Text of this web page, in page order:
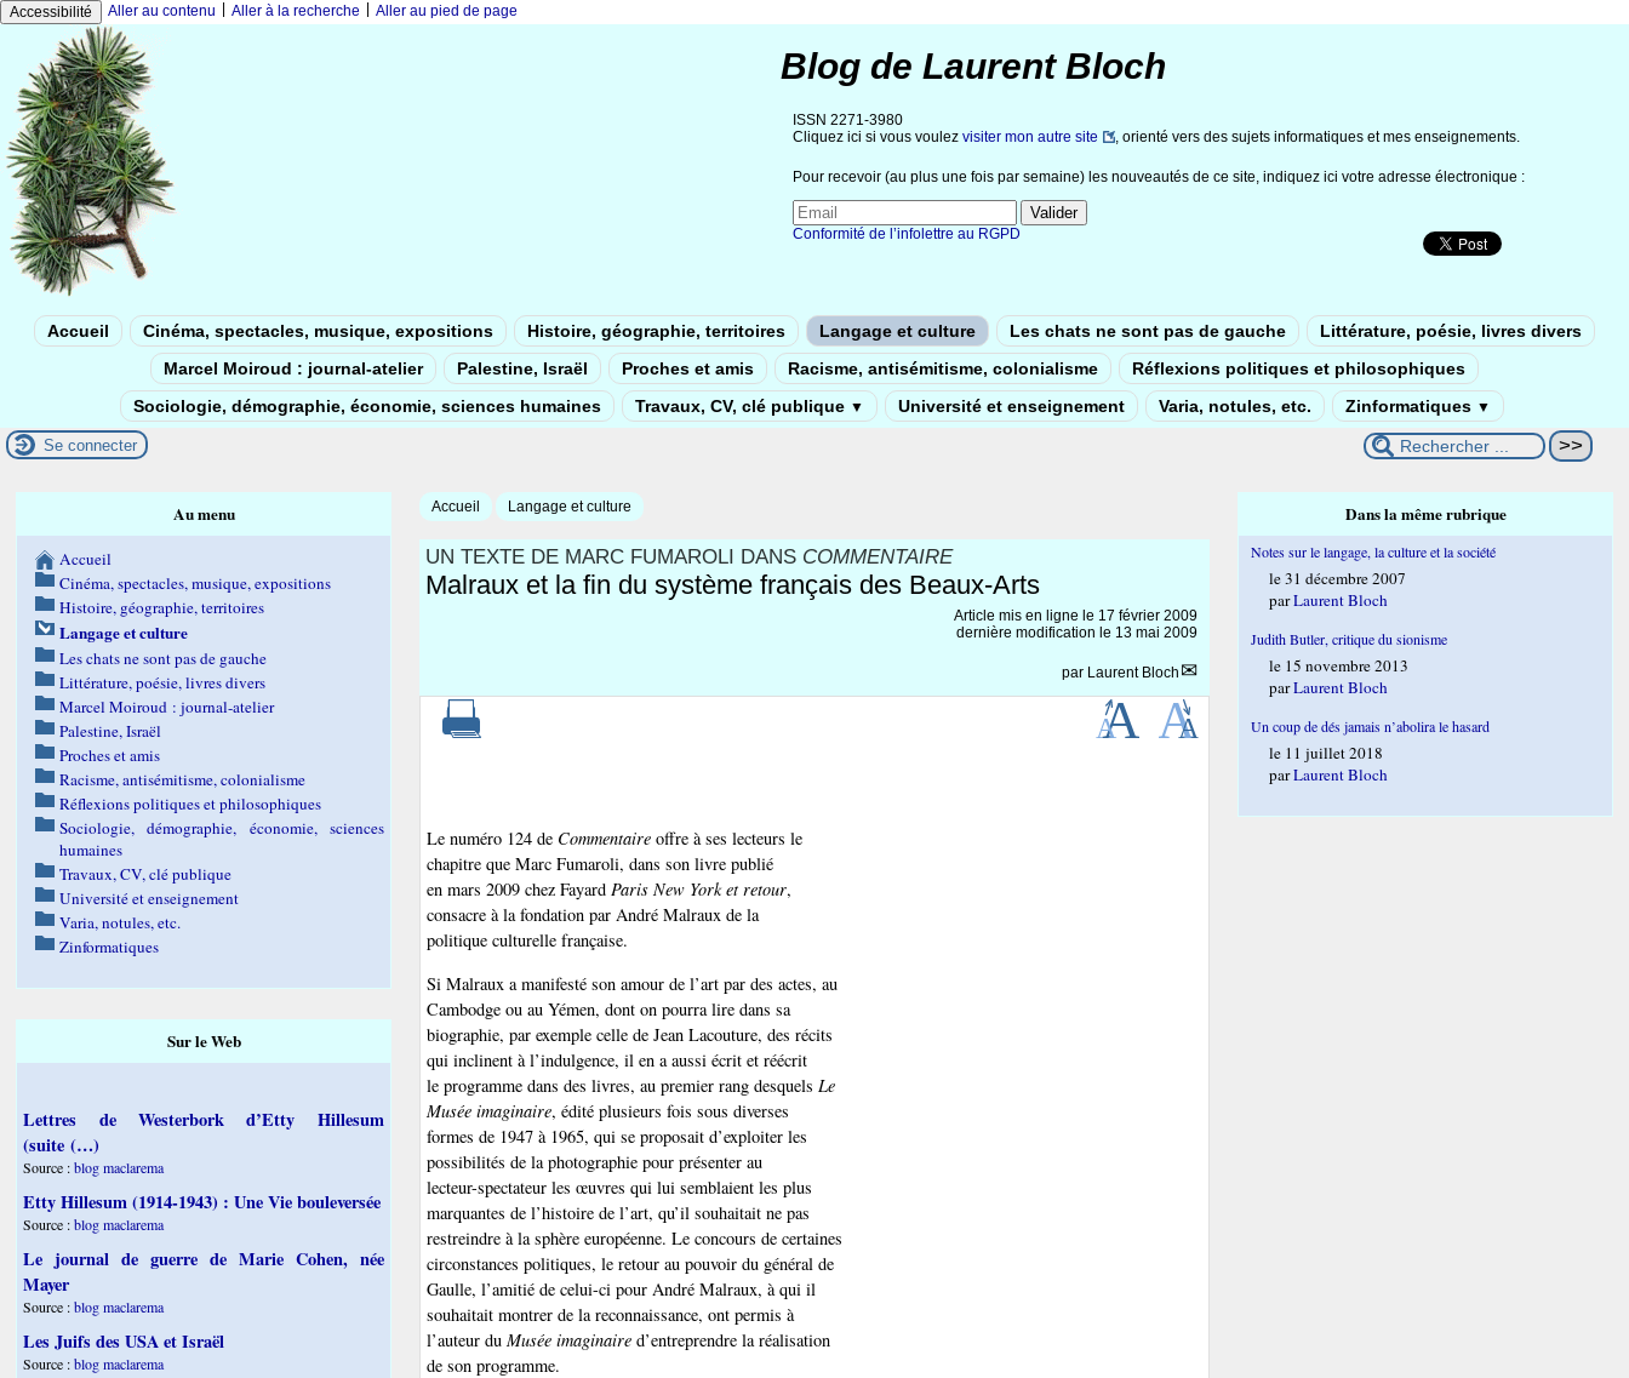
Accessibilité Aller au contenu Aller à la recherche Aller au pied de page
Blog de Laurent Bloch
ISSN 2271-3980
Cliquez ici si vous voulez visiter mon autre site , orienté vers des sujets informatiques et mes enseignements.
Pour recevoir (au plus une fois par semaine) les nouveautés de ce site, indiquez ici votre adresse électronique :
Conformité de l’infolettre au RGPD
Accueil Cinéma, spectacles, musique, expositions Histoire, géographie, territoires Langage et culture Les chats ne sont pas de gauche
Littérature, poésie, livres divers
Marcel Moiroud : journal-atelier
Palestine, Israël Proches et amis Racisme, antisémitisme, colonialisme
Réflexions politiques et philosophiques
Sociologie, démographie, économie, sciences humaines
Travaux, CV, clé publique ▼ Université et enseignement Varia, notules, etc. Zinformatiques ▼
Se connecter
Accueil Langage et culture
UN TEXTE DE MARC FUMAROLI DANS COMMENTAIRE
Malraux et la fin du système français des Beaux-Arts
Article mis en ligne le 17 février 2009
dernière modification le 13 mai 2009
par Laurent Bloch
Le numéro 124 de Commentaire offre à ses lecteurs le
chapitre que Marc Fumaroli, dans son livre publié
en mars 2009 chez Fayard Paris New York et retour,
consacre à la fondation par André Malraux de la
politique culturelle française.
Si Malraux a manifesté son amour de l’art par des actes, au
Cambodge ou au Yémen, dont on pourra lire dans sa
biographie, par exemple celle de Jean Lacouture, des récits
qui inclinent à l’indulgence, il en a aussi écrit et réécrit
le programme dans des livres, au premier rang desquels Le
Musée imaginaire, édité plusieurs fois sous diverses
formes de 1947 à 1965, qui se proposait d’exploiter les
possibilités de la photographie pour présenter au
lecteur-spectateur les œuvres qui lui semblaient les plus
marquantes de l’histoire de l’art, qu’il souhaitait ne pas
restreindre à la sphère européenne. Le concours de certaines
circonstances politiques, le retour au pouvoir du général de
Gaulle, l’amitié de celui-ci pour André Malraux, à qui il
souhaitait montrer de la reconnaissance, ont permis à
l’auteur du Musée imaginaire d’entreprendre la réalisation
de son programme.
Au menu
Accueil
Cinéma, spectacles, musique, expositions
Histoire, géographie, territoires
Langage et culture
Les chats ne sont pas de gauche
Littérature, poésie, livres divers
Marcel Moiroud : journal-atelier
Palestine, Israël
Proches et amis
Racisme, antisémitisme, colonialisme
Réflexions politiques et philosophiques
Sociologie, démographie, économie, sciences
humaines
Travaux, CV, clé publique
Université et enseignement
Varia, notules, etc.
Zinformatiques
Sur le Web
Lettres de Westerbork d’Etty Hillesum
(suite (…)
Source :blog maclarema
Etty Hillesum (1914-1943) : Une Vie bouleversée
Source :blog maclarema
Le journal de guerre de Marie Cohen, née
Mayer
Source :blog maclarema
Les Juifs des USA et Israël
Source :blog maclarema
Dans la même rubrique
Notes sur le langage, la culture et la société
le 31 décembre 2007
parLaurent Bloch
Judith Butler, critique du sionisme
le 15 novembre 2013
parLaurent Bloch
Un coup de dés jamais n’abolira le hasard
le 11 juillet 2018
parLaurent Bloch